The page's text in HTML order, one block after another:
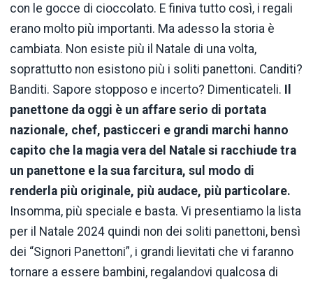
con le gocce di cioccolato. E finiva tutto così, i regali
erano molto più importanti. Ma adesso la storia è
cambiata. Non esiste più il Natale di una volta,
soprattutto non esistono più i soliti panettoni. Canditi?
Banditi. Sapore stopposo e incerto? Dimenticateli. Il
panettone da oggi è un affare serio di portata
nazionale, chef, pasticceri e grandi marchi hanno
capito che la magia vera del Natale si racchiude tra
un panettone e la sua farcitura, sul modo di
renderla più originale, più audace, più particolare.
Insomma, più speciale e basta. Vi presentiamo la lista
per il Natale 2024 quindi non dei soliti panettoni, bensì
dei “Signori Panettoni”, i grandi lievitati che vi faranno
tornare a essere bambini, regalandovi qualcosa di